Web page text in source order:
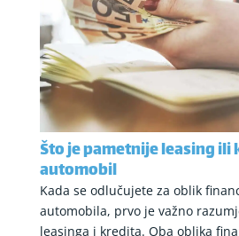
Što je pametnije leasing ili
automobil
Kada se odlučujete za oblik
automobila, prvo je važno
leasinga i kredita. Oba oblika